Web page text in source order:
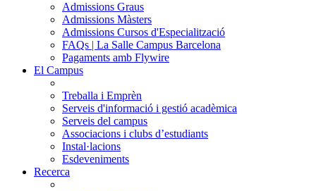
Admissions Graus
Admissions Màsters
Admissions Cursos d'Especialització
FAQs | La Salle Campus Barcelona
Pagaments amb Flywire
El Campus
Treballa i Emprèn
Serveis d'informació i gestió acadèmica
Serveis del campus
Associacions i clubs d’estudiants
Instal·lacions
Esdeveniments
Recerca